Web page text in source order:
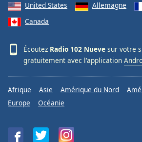
United States
Allemagne
Canada
Écoutez Radio 102 Nueve sur votre
gratuitement avec l'application
Afrique Asie Amérique du Nord
Europe
Océanie